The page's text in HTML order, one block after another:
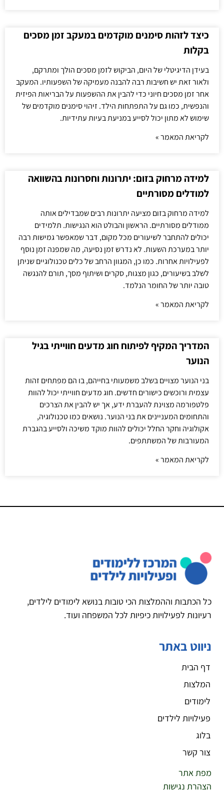
כיצד לזהות סימנים מוקדמים במעקב זמן מסכים
בקלות
בעידן הדיגיטלי של היום, הביקוש לזמן מסכים הולך ומתרקם,
ולאור זאת יש חשיבות רבה להבנה מעמיקה של השפעותיו. המעקב
אחר זמן מסכים חיוני כדי להבין את ההשפעות על הבריאות הפיזית
והנפשית, כמו גם על התפתחות הילד. זיהוי סימנים מוקדמים של
שימוש לא מתון יכול לסייע במניעת בעיות עתידיות.
לקריאת המאמר »
למידה מרחוק בזום: יתרונות וחסרונות בהשוואה
למודלים מסורתיים
למידה מרחוק בזום מציעה יתרונות רבים שמבדילים אותה
ממודלים מסורתיים. הראשון והבולט הוא הנגישות. תלמידים
יכולים להתחבר לשיעורים מכל מקום, דבר שמאפשר גמישות רבה
יותר במערכת השעות. לא נדרש זמן נסיעה, מה שמפנה זמן נוסף
לפעילויות אחרות. כמו כן, המגוון הרחב של כלים טכנולוגיים שניתן
לשלב בשיעורים, כגון מצגות, סקרים ושיתוף מסך, תורם להנגשה
טובה יותר של החומר הנלמד.
לקריאת המאמר »
המדריך המקיף לפיתוח חוג מדעים חווייתי בגיל
הנוער
בני הנוער מצויים בשלב משמעותי בחייהם, בו הם מפתחים זהות
עצמית ורוכשים כישורים חדשים. חוג מדעים חווייתי יכול להוות
פלטפורמה מצוינת להעברת ידע, אך יש להבין את הצרכים
והתחומים המעניינים את בני הנוער. נושאים כמו טכנולוגיה,
אקולוגיה וחקר החלל יכולים להוות מוקד משיכה ולסייע בהגברת
המעורבות של המשתתפים.
לקריאת המאמר »
כל הכתבות וההמלצות הכי טובות בנושא לימודים לילדים,
רעיונות לפעילויות כיפיות לכל המשפחה ועוד.
ניווט באתר
דף הבית
המלצות
לימודים
פעילויות לילדים
בלוג
צור קשר
מפת אתר
הצהרת נגישות